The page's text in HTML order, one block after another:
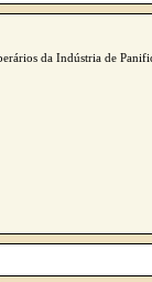
da Indústria de